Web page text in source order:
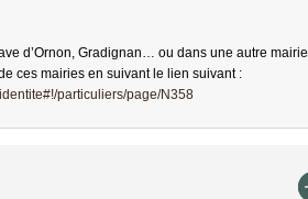
d’Ornon, Gradignan… ou dans une autre mairie
ces mairies en suivant le lien suivant :
particuliers/page/N358